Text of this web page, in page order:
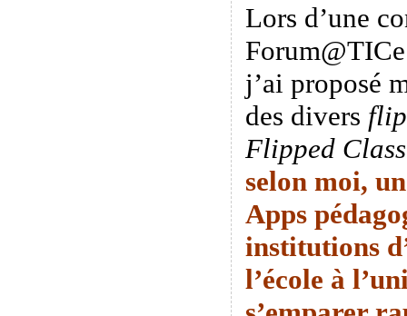
Lors d’une
j’ai proposé
des divers
Flipped
selon moi,
Apps
institutions
l’école à